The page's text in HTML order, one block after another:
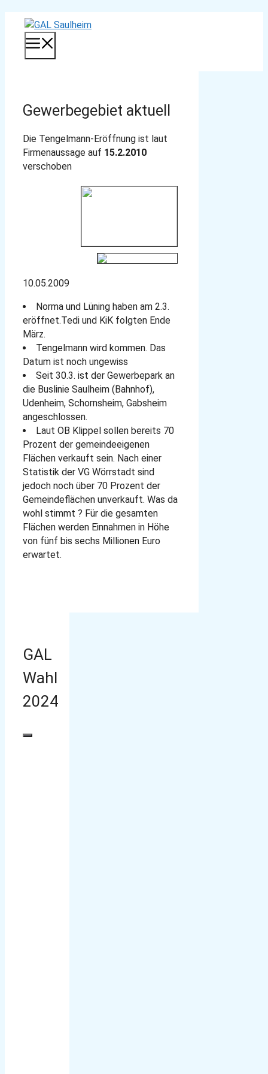
Inhalt
springen
Gewerbegebiet aktuell
Die Tengelmann-Eröffnung ist laut
Firmenaussage auf 15.2.2010
verschoben
10.05.2009
Norma und Lüning haben am 2.3.
eröffnet.Tedi und KiK folgten Ende
März.
Tengelmann wird kommen. Das
Datum ist noch ungewiss
Seit 30.3. ist der Gewerbepark an
die Buslinie Saulheim (Bahnhof),
Udenheim, Schornsheim, Gabsheim
angeschlossen.
Laut OB Klippel sollen bereits 70
Prozent der gemeindeeigenen
Flächen verkauft sein. Nach einer
Statistik der VG Wörrstadt sind
jedoch noch über 70 Prozent der
Gemeindeflächen unverkauft. Was da
wohl stimmt ? Für die gesamten
Flächen werden Einnahmen in Höhe
von fünf bis sechs Millionen Euro
erwartet.
GAL
Wahl
2024